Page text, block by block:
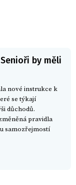
by měli
nové instrukce k
se týkají
důchodů.
pravidla
samozřejmostí